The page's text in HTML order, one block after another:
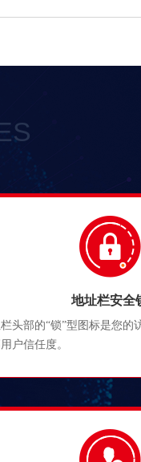
地址栏安全
头部的“锁”型图标是您的
户信任度。